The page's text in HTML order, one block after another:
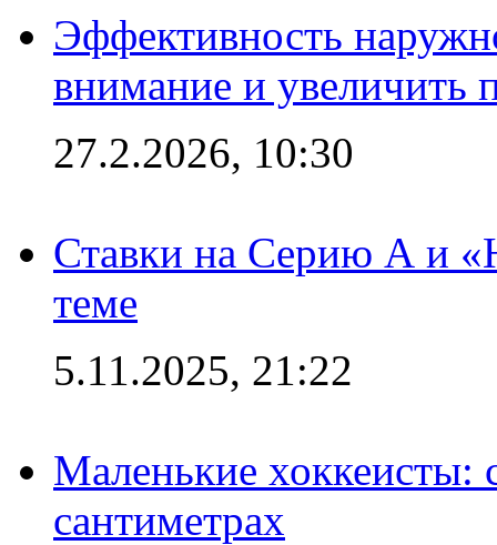
Эффективность
внимание и увеличить
27.2.2026, 10:30
Ставки на Серию А и
теме
5.11.2025, 21:22
Маленькие хоккеисты:
сантиметрах